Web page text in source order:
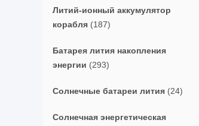
Литий-ионный аккумулятор
корабля (187)
Батарея лития накопления
энергии (293)
Солнечные батареи лития (24)
Солнечная энергетическая